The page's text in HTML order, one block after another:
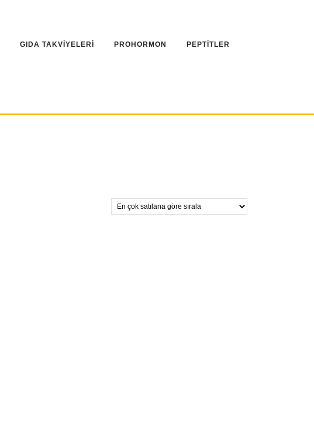
GIDA TAKVİYELERİ PROHORMON PEPTİTLER